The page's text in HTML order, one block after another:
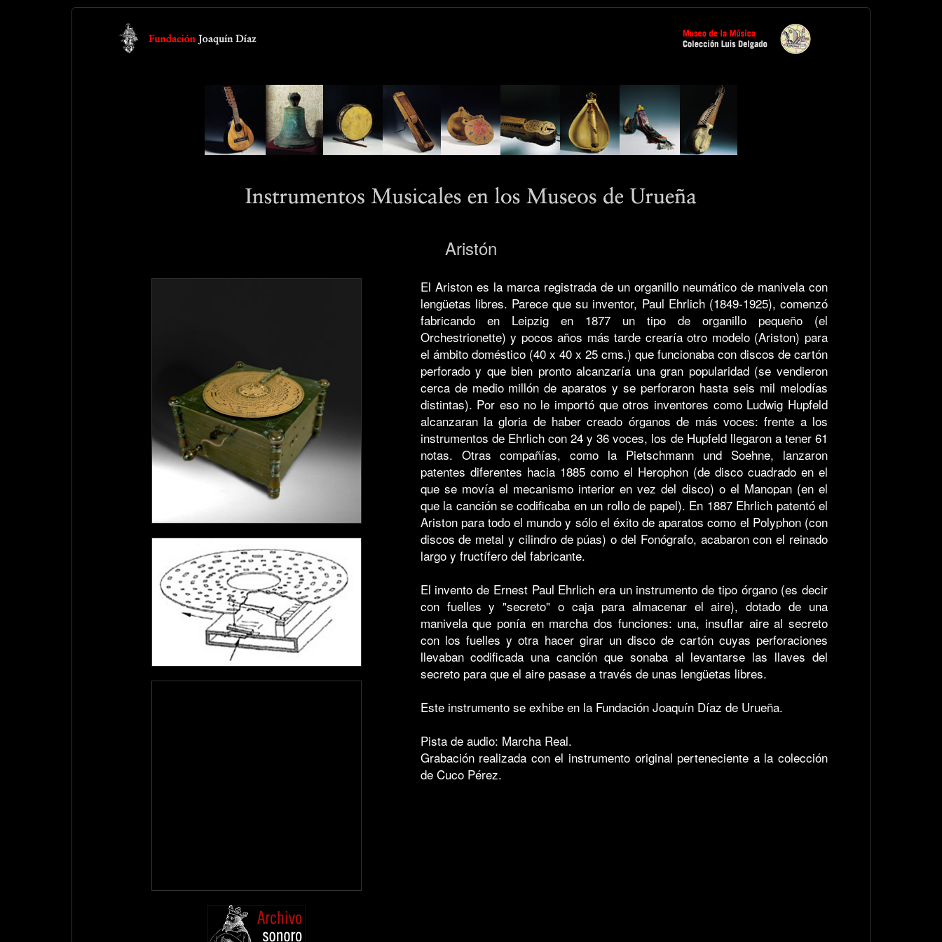
Aristón
El Ariston es la marca registrada de un organillo neumático de manivela con
lengüetas libres. Parece que su inventor, Paul Ehrlich (1849-1925), comenzó
fabricando en Leipzig en 1877 un tipo de organillo pequeño (el
Orchestrionette) y pocos años más tarde crearía otro modelo (Ariston) para
el ámbito doméstico (40 x 40 x 25 cms.) que funcionaba con discos de cartón
perforado y que bien pronto alcanzaría una gran popularidad (se vendieron
cerca de medio millón de aparatos y se perforaron hasta seis mil melodías
distintas). Por eso no le importó que otros inventores como Ludwig Hupfeld
alcanzaran la gloria de haber creado órganos de más voces: frente a los
instrumentos de Ehrlich con 24 y 36 voces, los de Hupfeld llegaron a tener 61
notas. Otras compañías, como la Pietschmann und Soehne, lanzaron
patentes diferentes hacia 1885 como el Herophon (de disco cuadrado en el
que se movía el mecanismo interior en vez del disco) o el Manopan (en el
que la canción se codificaba en un rollo de papel). En 1887 Ehrlich patentó el
Ariston para todo el mundo y sólo el éxito de aparatos como el Polyphon (con
discos de metal y cilindro de púas) o del Fonógrafo, acabaron con el reinado
largo y fructífero del fabricante.
El invento de Ernest Paul Ehrlich era un instrumento de tipo órgano (es decir
con fuelles y "secreto" o caja para almacenar el aire), dotado de una
manivela que ponía en marcha dos funciones: una, insuflar aire al secreto
con los fuelles y otra hacer girar un disco de cartón cuyas perforaciones
llevaban codificada una canción que sonaba al levantarse las llaves del
secreto para que el aire pasase a través de unas lengüetas libres.
Este instrumento se exhibe en la Fundación Joaquín Díaz de Urueña.
Pista de audio: Marcha Real.
Grabación realizada con el instrumento original perteneciente a la colección
de Cuco Pérez.